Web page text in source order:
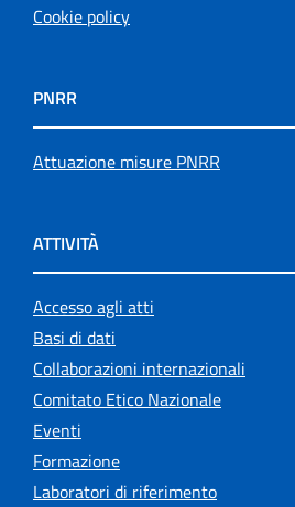
Cookie policy
PNRR
Attuazione misure PNRR
ATTIVITÀ
Accesso agli atti
Basi di dati
Collaborazioni internazionali
Comitato Etico Nazionale
Eventi
Formazione
Laboratori di riferimento